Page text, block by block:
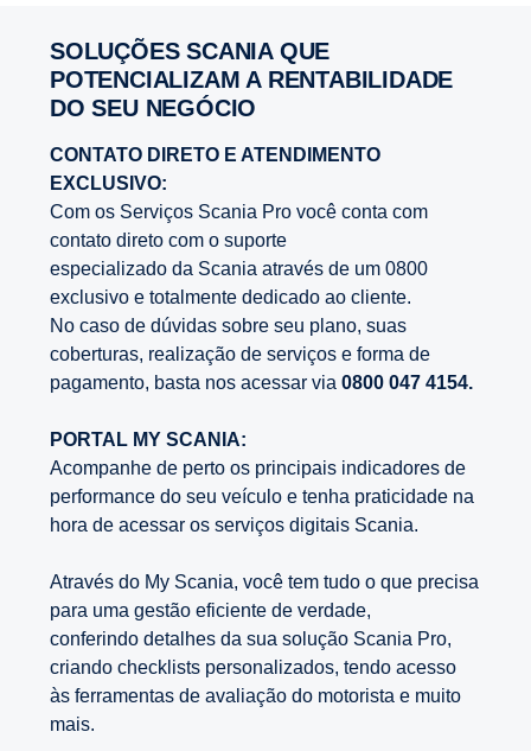
SOLUÇÕES SCANIA QUE
POTENCIALIZAM A RENTABILIDADE
DO SEU NEGÓCIO
CONTATO DIRETO E ATENDIMENTO
EXCLUSIVO:
Com os Serviços Scania Pro você conta com
contato direto com o suporte
especializado da Scania através de um 0800
exclusivo e totalmente dedicado ao cliente.
No caso de dúvidas sobre seu plano, suas
coberturas, realização de serviços e forma de
pagamento, basta nos acessar via 0800 047 4154.
PORTAL MY SCANIA:
Acompanhe de perto os principais indicadores de
performance do seu veículo e tenha praticidade na
hora de acessar os serviços digitais Scania.
Através do My Scania, você tem tudo o que precisa
para uma gestão eficiente de verdade,
conferindo detalhes da sua solução Scania Pro,
criando checklists personalizados, tendo acesso
às ferramentas de avaliação do motorista e muito
mais.